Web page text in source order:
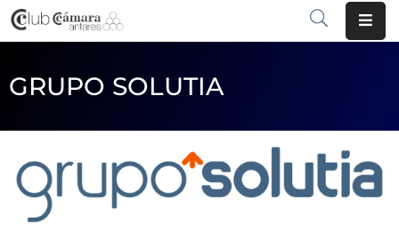
INICIO
CENTRO
DE
NEGOCIOS
GRUPO SOLUTIA